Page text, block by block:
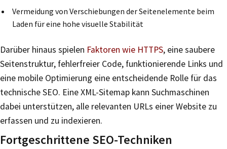
Vermeidung von Verschiebungen der Seitenelemente beim
Laden für eine hohe visuelle Stabilität
Darüber hinaus spielen Faktoren wie HTTPS, eine saubere
Seitenstruktur, fehlerfreier Code, funktionierende Links und
eine mobile Optimierung eine entscheidende Rolle für das
technische SEO. Eine XML-Sitemap kann Suchmaschinen
dabei unterstützen, alle relevanten URLs einer Website zu
erfassen und zu indexieren.
Fortgeschrittene SEO-Techniken